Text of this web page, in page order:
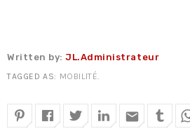
Written by:JL.Administrateur
TAGGED AS: MOBILITÉ.
email